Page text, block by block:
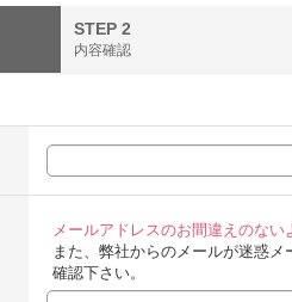
STEP 2
内容確認
メールアドレスのお間違えのない
また、弊社からのメールが迷惑
確認下さい。